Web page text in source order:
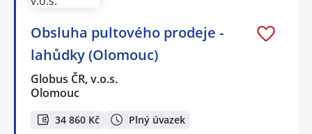
Obsluha pultového prodeje -
lahůdky (Olomouc)
Globus ČR, v.o.s.
Olomouc
34 860 Kč Plný úvazek